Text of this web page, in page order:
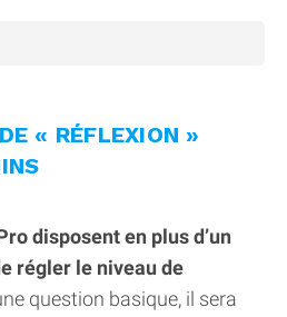
« RÉFLEXION »
disposent en plus d’un
régler le niveau de
question basique, il sera